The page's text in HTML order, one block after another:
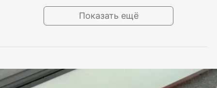
Показать ещё